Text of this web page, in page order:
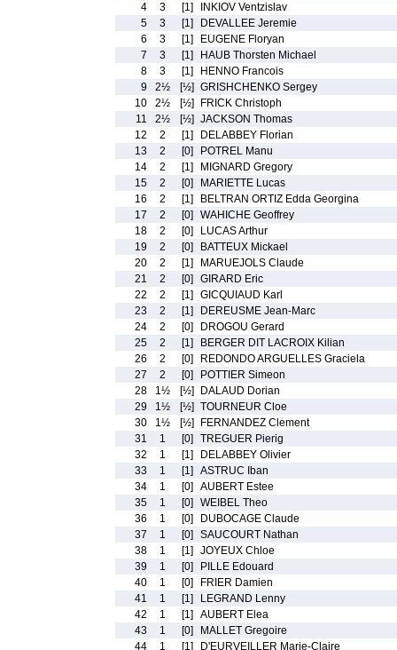
4
3 [1]
INKIOV Ventzislav
5
3 [1]
DEVALLEE Jeremie
6
3 [1]
EUGENE Floryan
7
3 [1]
HAUB Thorsten Michael
8
3 [1]
HENNO Francois
9
2½ [½] GRISHCHENKO Sergey
10
2½ [½]
FRICK Christoph
11
2½ [½] JACKSON Thomas
12
2 [1]
DELABBEY Florian
13
2 [0]
POTREL Manu
14
2 [1]
MIGNARD Gregory
15
2 [0]
MARIETTE Lucas
16
2 [1]
BELTRAN ORTIZ Edda Georgina
17
2 [0]
WAHICHE Geoffrey
18
2 [0]
LUCAS Arthur
19
2 [0]
BATTEUX Mickael
20
2 [1]
MARUEJOLS Claude
21
2 [0]
GIRARD Eric
22
2 [1]
GICQUIAUD Karl
23
2 [1]
DEREUSME Jean-Marc
24
2 [0]
DROGOU Gerard
25
2 [1]
BERGER DIT LACROIX Kilian
26
2 [0]
REDONDO ARGUELLES Graciela
27
2 [0]
POTTIER Simeon
28
1½ [½]
DALAUD Dorian
29
1½ [½] TOURNEUR Cloe
30
1½ [½]
FERNANDEZ Clement
31
1 [0]
TREGUER Pierig
32
1 [1]
DELABBEY Olivier
33
1 [1]
ASTRUC Iban
34
1 [0]
AUBERT Estee
35
1 [0]
WEIBEL Theo
36
1 [0]
DUBOCAGE Claude
37
1 [0]
SAUCOURT Nathan
38
1 [1]
JOYEUX Chloe
39
1 [0]
PILLE Edouard
40
1 [0]
FRIER Damien
41
1 [1]
LEGRAND Lenny
42
1 [1]
AUBERT Elea
43
1 [0]
MALLET Gregoire
44
1 [1]
D'EURVEILLER Marie-Claire